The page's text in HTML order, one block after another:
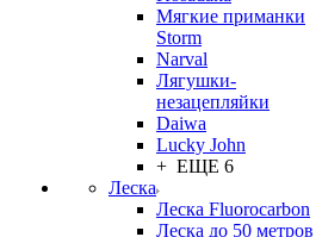
Мягкие приманки
Storm
Narval
Лягушки-
незацепляйки
Daiwa
Lucky John
+ ЕЩЕ 6
Леска
Леска Fluorocarbon
Леска до 50 метров